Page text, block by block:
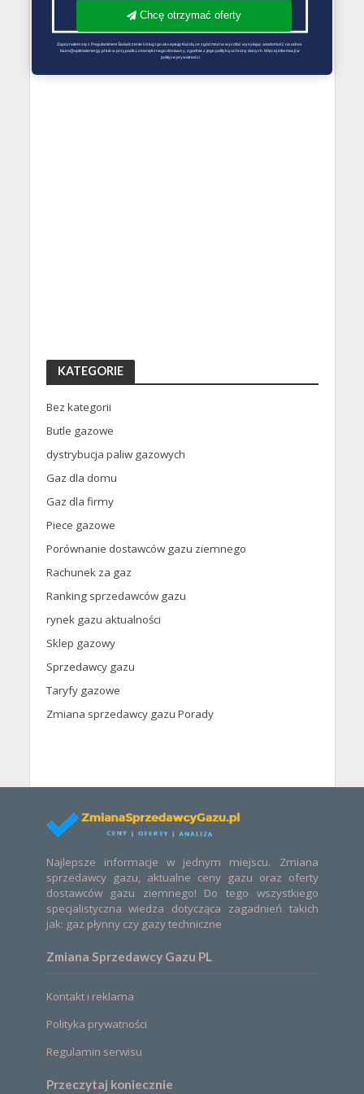
KATEGORIE
Bez kategorii
Butle gazowe
dystrybucja paliw gazowych
Gaz dla domu
Gaz dla firmy
Piece gazowe
Porównanie dostawców gazu ziemnego
Rachunek za gaz
Ranking sprzedawców gazu
rynek gazu aktualności
Sklep gazowy
Sprzedawcy gazu
Taryfy gazowe
Zmiana sprzedawcy gazu Porady
Najlepsze informacje w jednym miejscu. Zmiana
sprzedawcy gazu, aktualne ceny gazu oraz oferty
dostawców gazu ziemnego! Do tego wszystkiego
specjalistyczna wiedza dotycząca zagadnień takich
jak: gaz płynny czy gazy techniczne
Zmiana Sprzedawcy Gazu PL
Kontakt i reklama
Polityka prywatności
Regulamin serwisu
Przeczytaj koniecznie
Chcę otrzymać oferty
Zapoznałem się z Regulaminem Świadczenie Usług i go akceptuję Każdą ze zgód można wycofać wysyłając wiadomość na adres
biuro@optimalenergy.pl lub w przypadku zewnętrznego dostawcy, zgodnie z jego polityką ochrony danych. Więcej informacji w
polityce prywatności